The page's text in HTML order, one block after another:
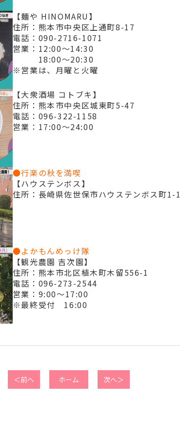
【麺や HINOMARU】
住所：熊本市中央区上通町8-17
電話：090-2716-1071
営業：12:00～14:30
18:00～20:30
※営業は、月曜と火曜
【大衆酒場 コトブキ】
住所：熊本市中央区城東町5-47
電話：096-322-1158
営業：17:00～24:00
●行楽の秋を満喫
【ハウステンボス】
住所：長崎県佐世保市ハウステンボス町1-1
●よかもんめっけ隊
【観光農園 吉次園】
住所：熊本市北区植木町木留556-1
電話：096-273-2544
営業：9:00～17:00
※最終受付 16:00
＜前へ ホーム 次へ＞